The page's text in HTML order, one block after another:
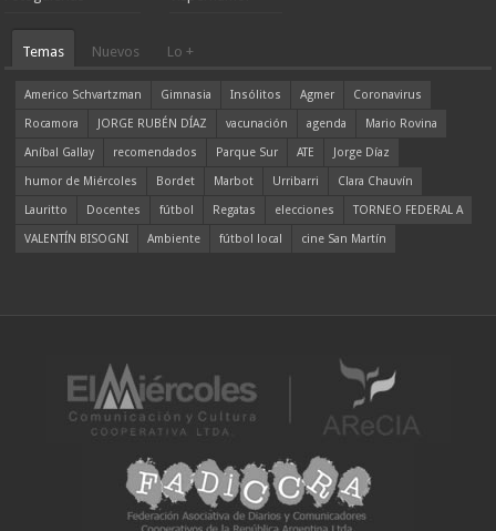
Temas Nuevos Lo +
Americo Schvartzman Gimnasia Insólitos Agmer
Coronavirus
Rocamora
JORGE RUBÉN DÍAZ vacunación agenda
Mario Rovina
Aníbal Gallay
recomendados Parque Sur ATE
Jorge Díaz
humor de Miércoles
Bordet Marbot Urribarri
Clara Chauvín
Lauritto
Docentes fútbol Regatas elecciones
TORNEO FEDERAL A
VALENTÍN BISOGNI
Ambiente fútbol local cine San Martín